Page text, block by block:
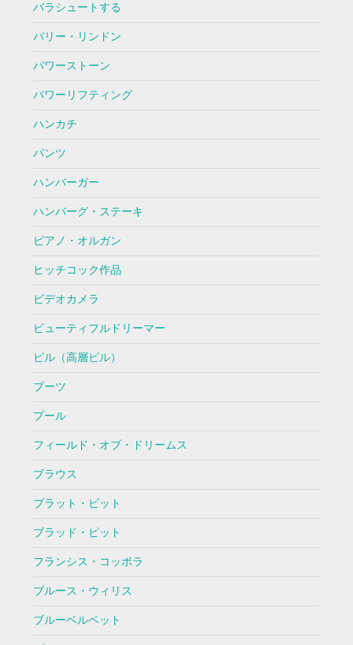
パラシュートする
バリー・リンドン
パワーストーン
パワーリフティング
ハンカチ
パンツ
ハンバーガー
ハンバーグ・ステーキ
ピアノ・オルガン
ヒッチコック作品
ビデオカメラ
ビューティフルドリーマー
ビル（高層ビル）
ブーツ
プール
フィールド・オブ・ドリームス
ブラウス
ブラット・ピット
ブラッド・ピット
フランシス・コッポラ
ブルース・ウィリス
ブルーベルベット